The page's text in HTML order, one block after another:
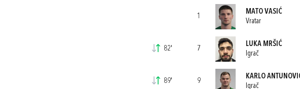
82'
89'
1
MATO VASIĆ
Vratar
7
LUKA MRŠIĆ
Igrač
9
KARLO
Igrač